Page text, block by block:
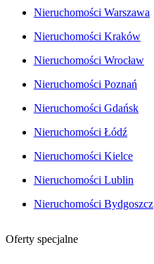
Nieruchomości Warszawa
Nieruchomości Kraków
Nieruchomości Wrocław
Nieruchomości Poznań
Nieruchomości Gdańsk
Nieruchomości Łódź
Nieruchomości Kielce
Nieruchomości Lublin
Nieruchomości Bydgoszcz
Oferty specjalne